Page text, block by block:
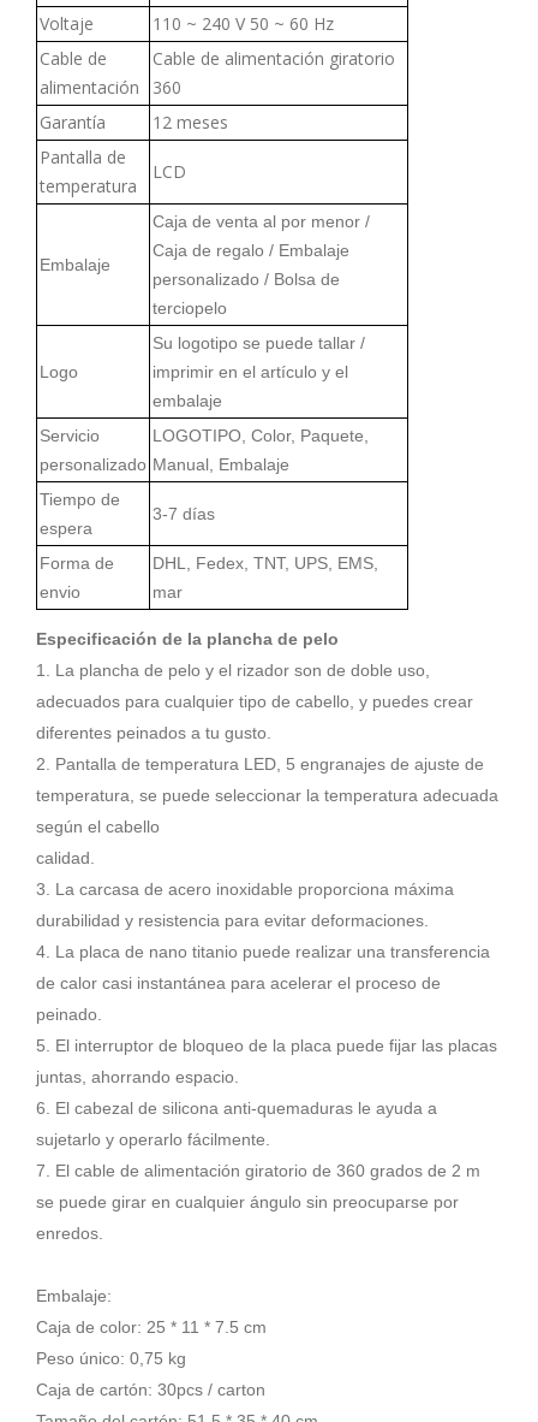
Voltaje
110 ~ 240 V 50 ~ 60 Hz
Cable de
alimentación
Cable de alimentación giratorio
360
Garantía
12 meses
Pantalla de
temperatura
LCD
Embalaje
Caja de venta al por menor /
Caja de regalo / Embalaje
personalizado / Bolsa de
terciopelo
Logo
Su logotipo se puede tallar /
imprimir en el artículo y el
embalaje
Servicio
personalizado
LOGOTIPO, Color, Paquete,
Manual, Embalaje
Tiempo de
espera
3-7 días
Forma de
envio
DHL, Fedex, TNT, UPS, EMS,
mar
Especificación de la plancha de pelo
1. La plancha de pelo y el rizador son de doble uso,
adecuados para cualquier tipo de cabello, y puedes crear
diferentes peinados a tu gusto.
2. Pantalla de temperatura LED, 5 engranajes de ajuste de
temperatura, se puede seleccionar la temperatura adecuada
según el cabello
calidad.
3. La carcasa de acero inoxidable proporciona máxima
durabilidad y resistencia para evitar deformaciones.
4. La placa de nano titanio puede realizar una transferencia
de calor casi instantánea para acelerar el proceso de
peinado.
5. El interruptor de bloqueo de la placa puede fijar las placas
juntas, ahorrando espacio.
6. El cabezal de silicona anti-quemaduras le ayuda a
sujetarlo y operarlo fácilmente.
7. El cable de alimentación giratorio de 360 grados de 2 m
se puede girar en cualquier ángulo sin preocuparse por
enredos.
Embalaje:
Caja de color: 25 * 11 * 7.5 cm
Peso único: 0,75 kg
Caja de cartón: 30pcs / carton